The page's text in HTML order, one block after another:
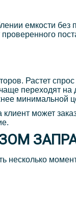
емкости без
Растет
переходят на
минимальной
может
несколько